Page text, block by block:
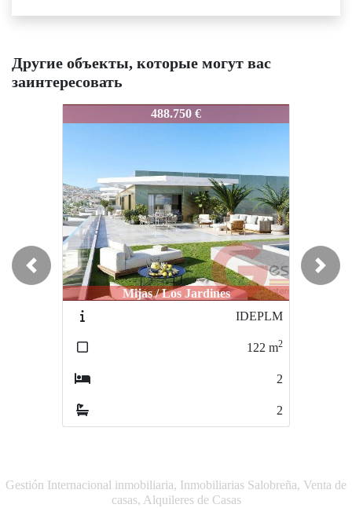
Другие объекты, которые могут вас
заинтересовать
374.200 €
Mijas / Los Jardines
IDEPJLM
102m2
2
2
Previous Next
Gestión Internacional inmobiliaria, Inmobiliarias Salobreña, Venta de
casas, Alquileres de Casas